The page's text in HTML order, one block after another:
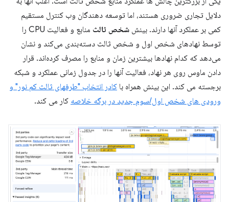
دلایل تجاری ضروری هستند، اما توسعه دهندگان وب کنترل مستقیم
کمی بر عملکرد آنها دارند. بینش شخص ثالث
منابع و فعالیت CPU را
توسط نهادهای شخص اول و شخص ثالث دسته‌بندی می‌کند و نشان
می‌دهد که کدام نهادها بیشترین زمان و منابع را مصرف کرده‌اند. قرار
دادن ماوس روی هر نهاد، فعالیت آنها را در جدول زمانی عملکرد و شبکه
برجسته می کند. این بینش همراه با کادر انتخاب "طرفهای ثالث کم نور" و
ورودی های شخص اول/سوم جدید در برگه خلاصه کار می کند.